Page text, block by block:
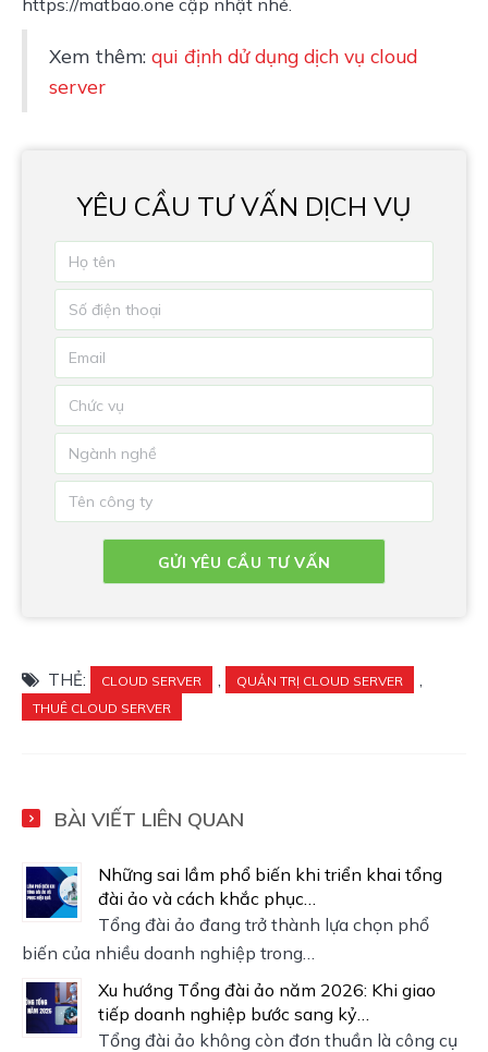
https://matbao.one cập nhật nhé.
Xem thêm: qui định dử dụng dịch vụ cloud
server
YÊU CẦU TƯ VẤN DỊCH VỤ
THẺ: CLOUD SERVER , QUẢN TRỊ CLOUD SERVER ,
THUÊ CLOUD SERVER
BÀI VIẾT LIÊN QUAN
Những sai lầm phổ biến khi triển khai tổng
đài ảo và cách khắc phục…
Tổng đài ảo đang trở thành lựa chọn phổ
biến của nhiều doanh nghiệp trong…
Xu hướng Tổng đài ảo năm 2026: Khi giao
tiếp doanh nghiệp bước sang kỷ…
Tổng đài ảo không còn đơn thuần là công cụ